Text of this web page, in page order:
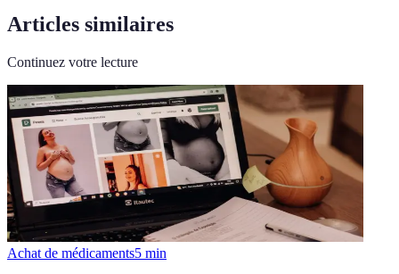
Articles similaires
Continuez votre lecture
Achat de médicaments5 min